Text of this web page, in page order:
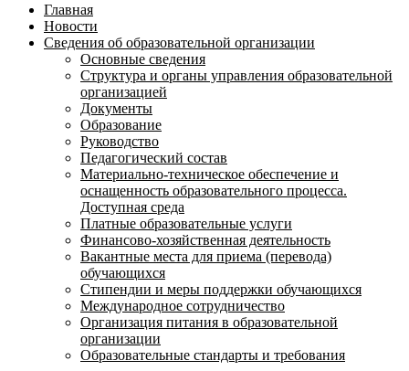
Главная
Новости
Сведения об образовательной организации
Основные сведения
Структура и органы управления образовательной
организацией
Документы
Образование
Руководство
Педагогический состав
Материально-техническое обеспечение и
оснащенность образовательного процесса.
Доступная среда
Платные образовательные услуги
Финансово-хозяйственная деятельность
Вакантные места для приема (перевода)
обучающихся
Стипендии и меры поддержки обучающихся
Международное сотрудничество
Организация питания в образовательной
организации
Образовательные стандарты и требования